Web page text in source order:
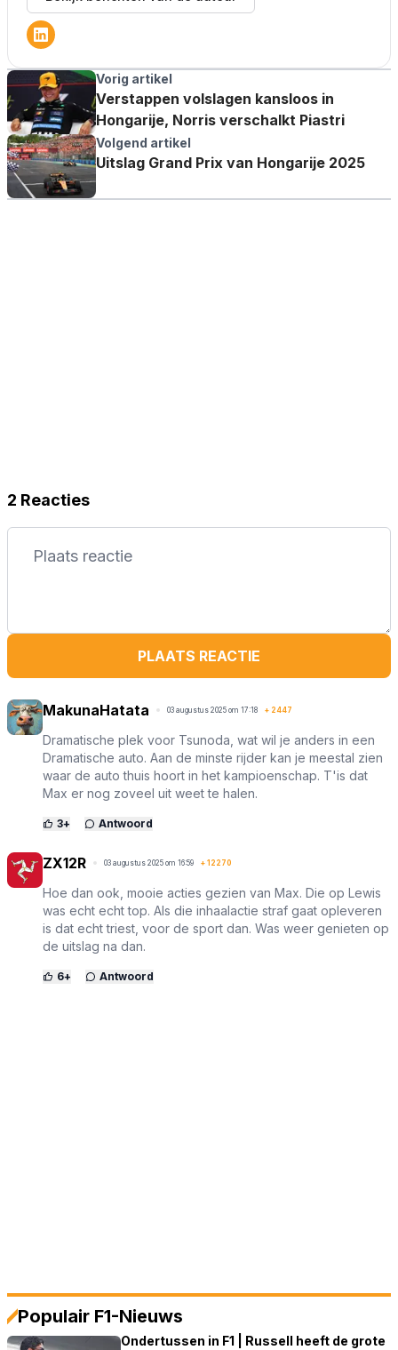
Vorig artikel
Verstappen volslagen kansloos in
Hongarije, Norris verschalkt Piastri
Volgend artikel
Uitslag Grand Prix van Hongarije 2025
2 Reacties
PLAATS REACTIE
MakunaHatata 03 augustus 2025 om 17:18 + 2447
Dramatische plek voor Tsunoda, wat wil je anders in een
Dramatische auto. Aan de minste rijder kan je meestal zien
waar de auto thuis hoort in het kampioenschap. T'is dat
Max er nog zoveel uit weet te halen.
3+ Antwoord
ZX12R 03 augustus 2025 om 16:59 + 12270
Hoe dan ook, mooie acties gezien van Max. Die op Lewis
was echt echt top. Als die inhaalactie straf gaat opleveren
is dat echt triest, voor de sport dan. Was weer genieten op
de uitslag na dan.
6+ Antwoord
Populair F1-Nieuws
Ondertussen in F1 | Russell heeft de grote